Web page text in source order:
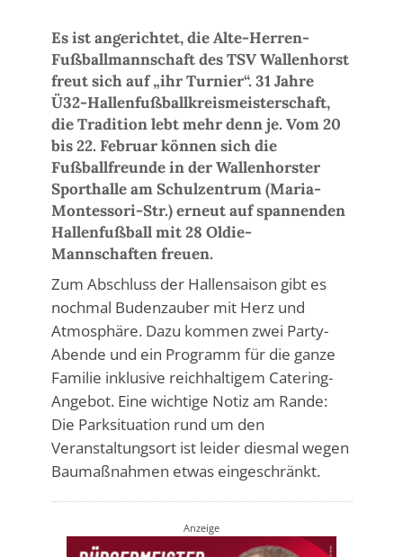
Es ist angerichtet, die Alte-Herren-
Fußballmannschaft des TSV Wallenhorst
freut sich auf „ihr Turnier“. 31 Jahre
Ü32-Hallenfußballkreismeisterschaft,
die Tradition lebt mehr denn je. Vom 20
bis 22. Februar können sich die
Fußballfreunde in der Wallenhorster
Sporthalle am Schulzentrum (Maria-
Montessori-Str.) erneut auf spannenden
Hallenfußball mit 28 Oldie-
Mannschaften freuen.
Zum Abschluss der Hallensaison gibt es
nochmal Budenzauber mit Herz und
Atmosphäre. Dazu kommen zwei Party-
Abende und ein Programm für die ganze
Familie inklusive reichhaltigem Catering-
Angebot. Eine wichtige Notiz am Rande:
Die Parksituation rund um den
Veranstaltungsort ist leider diesmal wegen
Baumaßnahmen etwas eingeschränkt.
Anzeige